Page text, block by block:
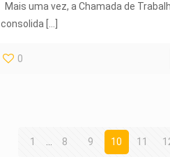
Mais uma vez, a Chamada de
consolida[…]
0
1 8 9 10 11